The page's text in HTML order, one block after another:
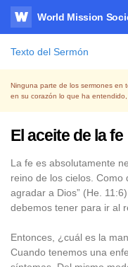
WATV
World Mission
Texto del Sermón
Ninguna parte de los sermones en
en su corazón lo que ha
El aceite de la fe
La fe es absolutamente
reino de los cielos. Como
agradar a Dios” (He.
debemos tener para ir al
Entonces, ¿cuál es la
Cuando tenemos una